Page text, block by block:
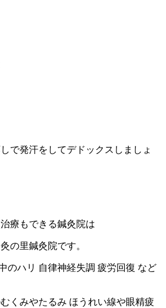
で発汗をしてデドックスしましょ
療もできる鍼灸院は
の里鍼灸院です。
のハリ 自律神経失調 疲労回復 など
くみやたるみ ほうれい線や眼精疲